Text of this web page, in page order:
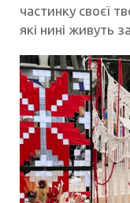
частинку своєї
які нині живуть